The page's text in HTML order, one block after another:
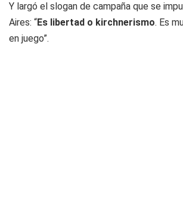
Y largó el slogan de campaña que se
Aires: “Es libertad o kirchnerismo. Es
en juego”.